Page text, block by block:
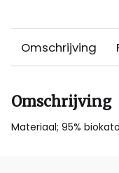
Omschrijving
Omschrijving
Materiaal; 95%